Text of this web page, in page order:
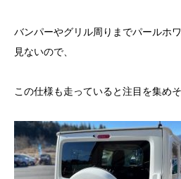
バンパーやグリル周りまでパールホ
見ないので、
この仕様も走っていると注目を集め